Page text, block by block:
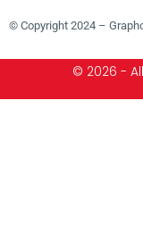
© Copyright 2024 –
© 2026 -